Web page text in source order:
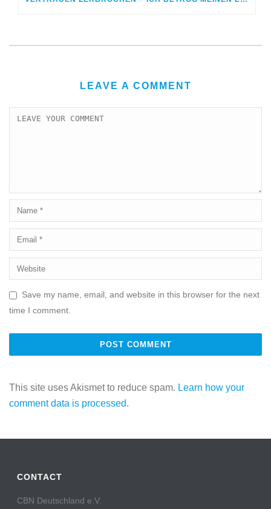
LEAVE A COMMENT
Save my name, email, and website in this browser for the next
time I comment.
This site uses Akismet to reduce spam. Learn how your
comment data is processed.
CONTACT
CBN Deutschland e.V.